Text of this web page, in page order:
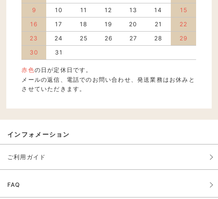
9
10 11 12 13 14
15
16
17 18 19 20 21
22
23
24 25 26 27 28
29
30
31
赤色の日が定休日です。
メールの返信、電話でのお問い合わせ、発送業務はお休みと
させていただきます。
インフォメーション
ご利用ガイド
FAQ